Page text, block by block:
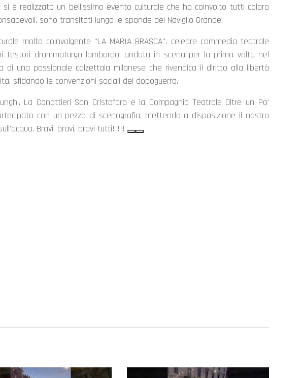
si è realizzato un bellissimo evento culturale che ha coinvolto tutti coloro
sono transitati lungo le sponde del Naviglio Grande.
molto coinvolgente "LA MARIA BRASCA", celebre commedia teatrale
Testori drammaturgo lombardo, andata in scena per la prima volta nel
di una passionale calzettaia milanese che rivendica il diritto alla libertà
sfidando le convenzioni sociali del dopoguerra.
La Canottieri San Cristoforo e la Compagnia Teatrale Oltre un Po'
con un pezzo di scenografia, mettendo a disposizione il nostro
Bravi, bravi, bravi tutti!!!!!